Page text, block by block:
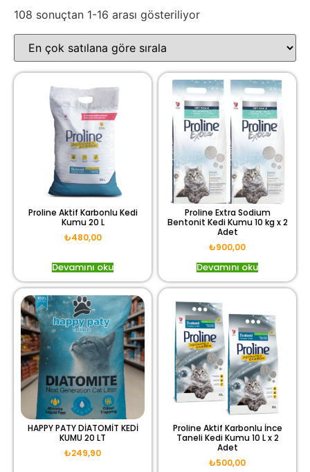
108 sonuçtan 1-16 arası gösteriliyor
Proline Aktif Karbonlu Kedi
Kumu 20 L
₺480,00
Devamını oku
Proline Extra Sodium
Bentonit Kedi Kumu 10 kg x 2
Adet
₺900,00
Devamını oku
HAPPY PATY DİATOMİT KEDİ
KUMU 20 LT
₺249,90
Proline Aktif Karbonlu İnce
Taneli Kedi Kumu 10 L x 2
Adet
₺500,00